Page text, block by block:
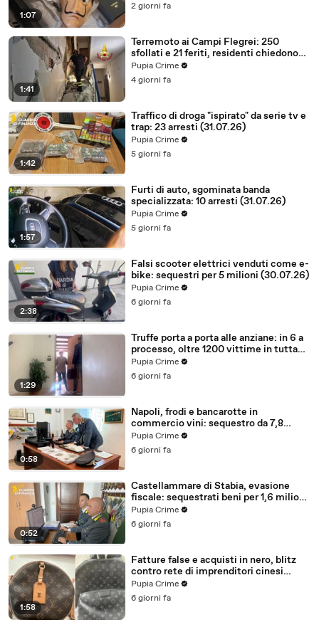
1:07
2 giorni fa
1:41
Terremoto ai Campi Flegrei: 250
sfollati e 21 feriti, residenti chiedono
certezze sul futuro (01.08.26)
Pupia Crime
4 giorni fa
1:42
Traffico di droga "ispirato" da serie tv e
trap: 23 arresti (31.07.26)
Pupia Crime
5 giorni fa
1:57
Furti di auto, sgominata banda
specializzata: 10 arresti (31.07.26)
Pupia Crime
5 giorni fa
2:38
Falsi scooter elettrici venduti come e-
bike: sequestri per 5 milioni (30.07.26)
Pupia Crime
6 giorni fa
1:29
Truffe porta a porta alle anziane: in 6 a
processo, oltre 1200 vittime in tutta
Italia (30.07.26)
Pupia Crime
6 giorni fa
0:58
Napoli, frodi e bancarotte in
commercio vini: sequestro da 7,8
milioni (30.07.26)
Pupia Crime
6 giorni fa
0:52
Castellammare di Stabia, evasione
fiscale: sequestrati beni per 1,6 milioni
ad un consorzio navale (29.07.26)
Pupia Crime
6 giorni fa
1:58
Fatture false e acquisti in nero, blitz
contro rete di imprenditori cinesi
sequestri per 8,5 milioni (29.07.26)
Pupia Crime
6 giorni fa